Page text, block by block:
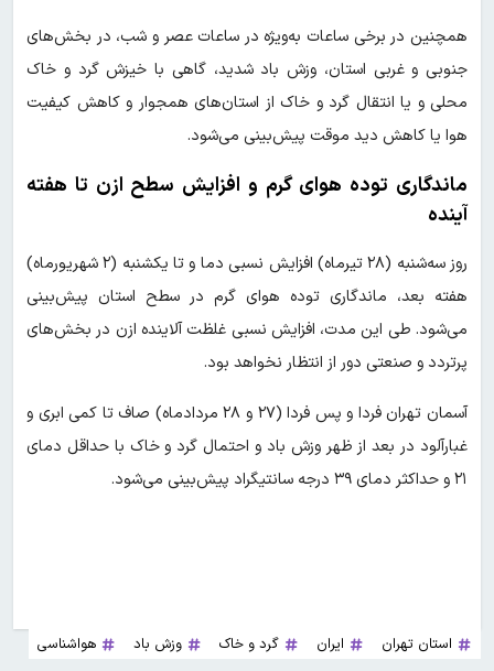
همچنین در برخی ساعات به‌ویژه در ساعات عصر و شب، در بخش‌های
جنوبی و غربی استان، وزش باد شدید، گاهی با خیزش گرد و خاک
محلی و یا انتقال گرد و خاک از استان‌های همجوار و کاهش کیفیت
هوا یا کاهش دید موقت پیش‌بینی می‌شود.
ماندگاری توده هوای گرم و افزایش سطح ازن تا هفته
آینده
روز سه‌شنبه (۲۸ تیرماه) افزایش نسبی دما و تا یکشنبه (۲ شهریورماه)
هفته بعد، ماندگاری توده هوای گرم در سطح استان پیش‌بینی
می‌شود. طی این مدت، افزایش نسبی غلظت آلاینده ازن در بخش‌های
پرتردد و صنعتی دور از انتظار نخواهد بود.
آسمان تهران فردا و پس فردا (۲۷ و ۲۸ مردادماه) صاف تا کمی ابری و
غبارآلود در بعد از ظهر وزش باد و احتمال گرد و خاک با حداقل دمای
۲۱ و حداکثر دمای ۳۹ درجه سانتیگراد پیش‌بینی می‌شود.
استان تهران ایران گرد و خاک وزش باد هواشناسی